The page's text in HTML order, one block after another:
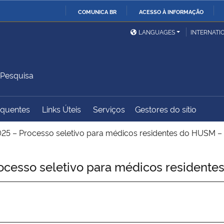
COMUNICA BR ACESSO À INFORMAÇÃO
Ministério da Defesa
Ministério das Relações
Exteriores
Ministério do
Desenvolvimento Regional
Controladoria-Geral da
União
Advocacia-Geral da União Banco Central do Brasil
LANGUAGES
Links Úteis Serviços Gestores do sítio
– Processo seletivo para médicos residentes do HUSM
seletivo para médicos